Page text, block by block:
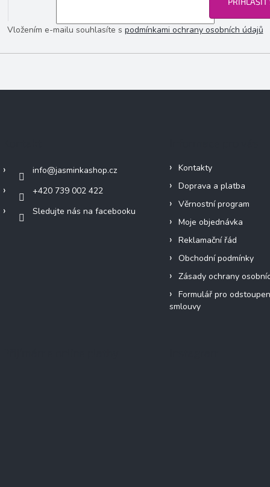
Vložením e-mailu souhlasíte s podmínkami ochrany osobních údajů
info@jasminkashop.cz
+420 739 002 422
Sledujte nás na facebooku
Kontakty
Doprava a platba
Věrnostní program
Moje objednávka
Reklamační řád
Obchodní podmínky
Zásady ochrany
Formulář pro
smlouvy